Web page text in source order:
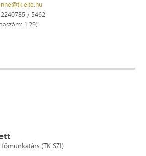
/ 5462
1.29)
(TK SZI)